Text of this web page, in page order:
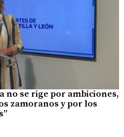
no se rige por ambiciones,
zamoranos y por los